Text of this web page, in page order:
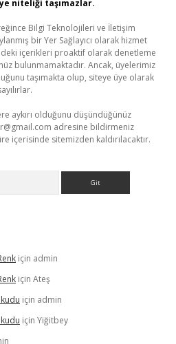
niteliği taşımazlar.
Bilgi Teknolojileri ve İletişim
bir Yer Sağlayıcı olarak hizmet
içerikleri proaktif olarak denetleme
bulunmamaktadır. Ancak, üyelerimiz
taşımakta olup, siteye üye olarak
aykırı olduğunu düşündüğünüz
adresine bildirmeniz
içerisinde sitemizden kaldırılacaktır.
için admin
için Ateş
için admin
için Yiğitbey